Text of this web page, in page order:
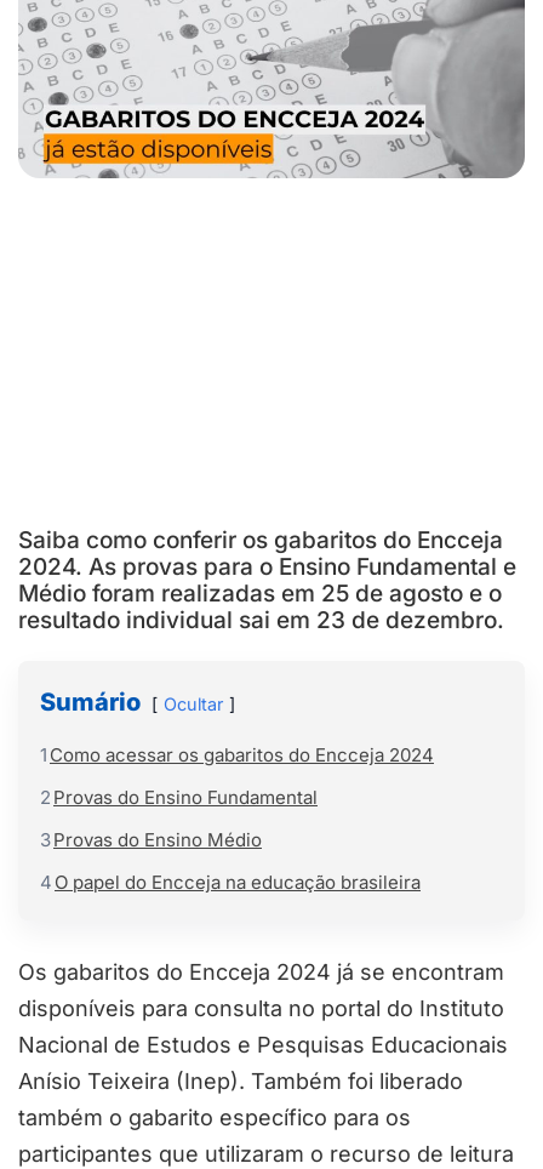
Saiba como conferir os gabaritos do Encceja
2024. As provas para o Ensino Fundamental e
Médio foram realizadas em 25 de agosto e o
resultado individual sai em 23 de dezembro.
Sumário Ocultar
1 Como acessar os gabaritos do Encceja 2024
2 Provas do Ensino Fundamental
3Provas do Ensino Médio
4 O papel do Encceja na educação brasileira
Os gabaritos do Encceja 2024 já se encontram
disponíveis para consulta no portal do Instituto
Nacional de Estudos e Pesquisas Educacionais
Anísio Teixeira (Inep). Também foi liberado
também o gabarito específico para os
participantes que utilizaram o recurso de leitura